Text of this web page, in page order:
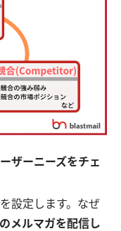
ザーニーズをチェ
設定します。なぜ
メルマガを配信し